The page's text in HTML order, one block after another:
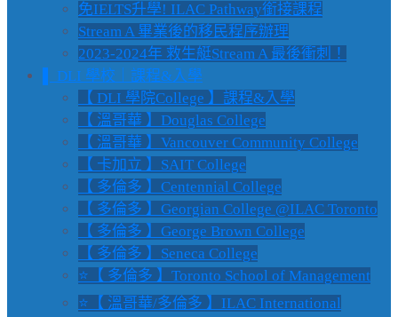
免IELTS升學! ILAC Pathway銜接課程
Stream A 畢業後的移民程序辦理
2023-2024年 救生艇Stream A 最後衝刺！
▌ DLI 學校｜課程&入學
【 DLI 學院College 】課程&入學
【 溫哥華 】Douglas College
【 溫哥華 】Vancouver Community College
【 卡加立 】SAIT College
【 多倫多 】Centennial College
【 多倫多 】Georgian College @ILAC Toronto
【 多倫多 】George Brown College
【 多倫多 】Seneca College
⭐【 多倫多 】Toronto School of Management
⭐【 溫哥華/多倫多 】ILAC International